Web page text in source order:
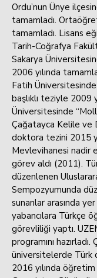
Ordu’nun Ünye
tamamladı.
tamamladı. Lisans
Tarih-Coğrafya
Sakarya
2006 yılında
Fatih
başlıklı teziyle 2009
Üniversitesinde
Çağatayca Kelile ve
doktora tezini 2015
Mevlevihanesi nadir
görev aldı (2011).
düzenlenen
Sempozyumunda
sunanlar arasında
yabancılara Türkçe
görevliliği yaptı.
programını
üniversitelerde Türk
2016 yılında